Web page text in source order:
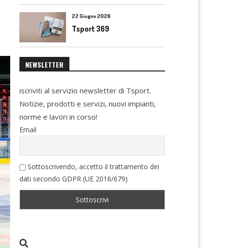
22 Giugno 2026
Tsport 369
NEWSLETTER
iscriviti al servizio newsletter di Tsport.
Notizie, prodotti e servizi, nuovi impianti,
norme e lavori in corso!
Email
Sottoscrivendo, accetto il trattamento dei
dati secondo GDPR (UE 2016/679)